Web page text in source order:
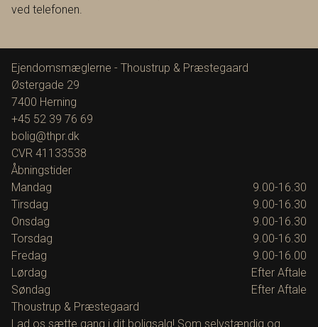
ved telefonen.
Ejendomsmæglerne - Thoustrup & Præstegaard
Østergade 29
7400 Herning
+45 52 39 76 69
bolig@thpr.dk
CVR 41133538
Åbningstider
Mandag
9.00-16.30
Tirsdag
9.00-16.30
Onsdag
9.00-16.30
Torsdag
9.00-16.30
Fredag
9.00-16.00
Lørdag
Efter Aftale
Søndag
Efter Aftale
Thoustrup & Præstegaard
Lad os sætte gang i dit boligsalg! Som selvstændig og